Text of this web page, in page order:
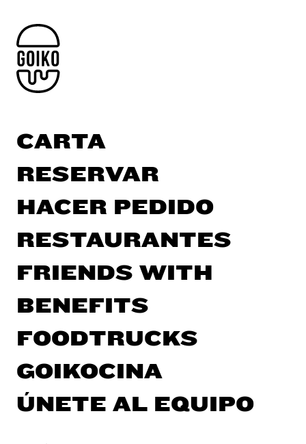
CARTA
RESERVAR
HACER PEDIDO
RESTAURANTES
FRIENDS WITH
BENEFITS
FOODTRUCKS
GOIKOCINA
ÚNETE AL EQUIPO